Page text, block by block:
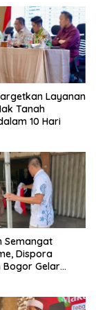
Layanan
Tanah
10 Hari
Semangat
Dispora
Bogor Gelar